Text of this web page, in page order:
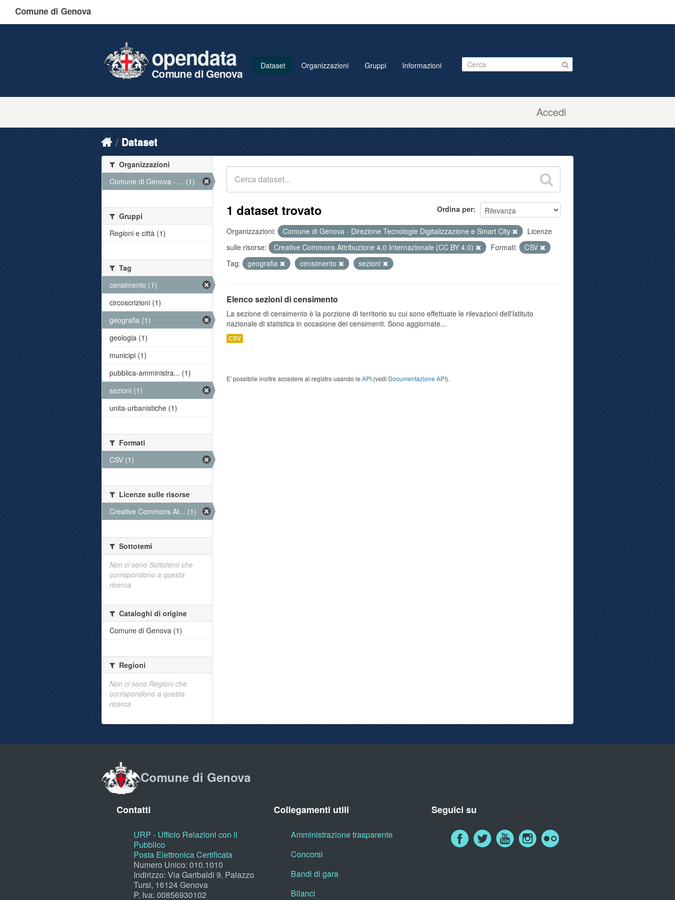
Comune di Genova
Accedi
opendata
Comune di Genova
Dataset Organizzazioni Gruppi Informazioni
Dataset
Ordina per
1 dataset trovato
Organizzazioni: Comune di Genova - Direzione Tecnologie Digitalizzazione e Smart City
Licenze
sulle risorse:
Creative Commons Attribuzione 4.0 Internazionale (CC BY 4.0) Formati:
CSV
Tag:
geografia censimento sezioni
Elenco sezioni di censimento
La sezione di censimento è la porzione di territorio su cui sono effettuate le rilevazioni dell'Istituto
nazionale di statistica in occasione dei censimenti. Sono aggiornate...
CSV
E' possibile inoltre accedere al registro usando le API (vedi Documentazione API).
Organizzazioni
Comune di Genova - ... (1)
Gruppi
Regioni e città (1)
Tag
censimento (1)
circoscrizioni (1)
geografia (1)
geologia (1)
municipi (1)
pubblica-amministra... (1)
sezioni (1)
unita-urbanistiche (1)
Formati
CSV (1)
Licenze sulle risorse
Creative Commons At... (1)
Sottotemi
Non ci sono Sottotemi che
corrispondono a questa
ricerca
Cataloghi di origine
Comune di Genova (1)
Regioni
Non ci sono Regioni che
corrispondono a questa
ricerca
Comune di Genova
Contatti
URP - Ufficio Relazioni con il
Pubblico
Posta Elettronica Certificata
Numero Unico: 010.1010
Indirizzo: Via Garibaldi 9, Palazzo
Tursi, 16124 Genova
P. Iva: 00856930102
Collegamenti utili
Amministrazione trasparente
Concorsi
Bandi di gara
Bilanci
Seguici su